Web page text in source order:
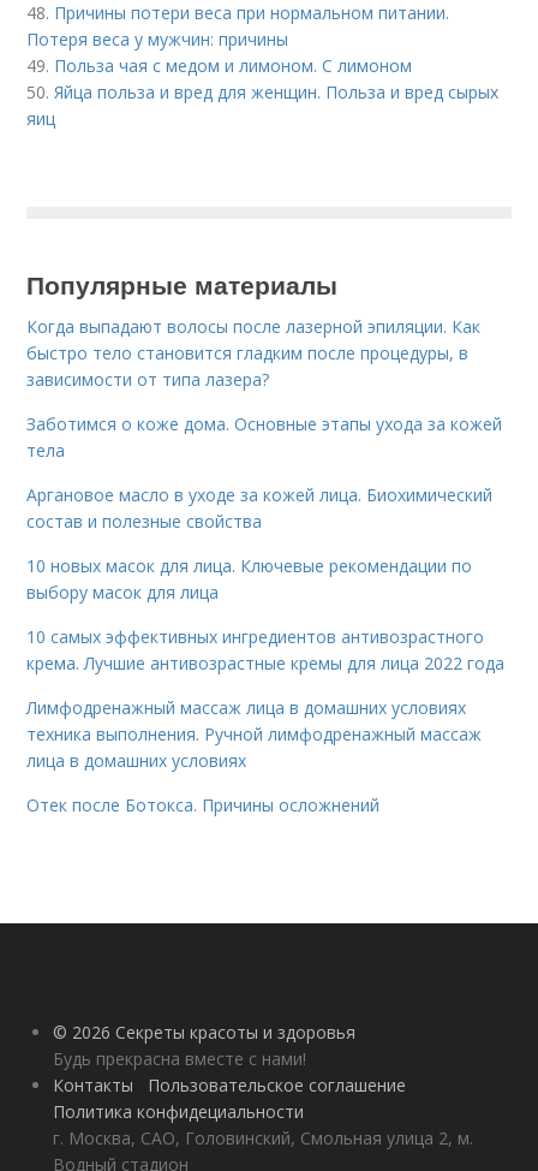
48. Причины потери веса при нормальном питании.
Потеря веса у мужчин: причины
49. Польза чая с медом и лимоном. С лимоном
50.Яйца польза и вред для женщин. Польза и вред сырых
яиц
Популярные материалы
Когда выпадают волосы после лазерной эпиляции. Как
быстро тело становится гладким после процедуры, в
зависимости от типа лазера?
Заботимся о коже дома. Основные этапы ухода за кожей
тела
Аргановое масло в уходе за кожей лица. Биохимический
состав и полезные свойства
10 новых масок для лица. Ключевые рекомендации по
выбору масок для лица
10 самых эффективных ингредиентов антивозрастного
крема. Лучшие антивозрастные кремы для лица 2022 года
Лимфодренажный массаж лица в домашних условиях
техника выполнения. Ручной лимфодренажный массаж
лица в домашних условиях
Отек после Ботокса. Причины осложнений
© 2026 Секреты красоты и здоровья
Будь прекрасна вместе с нами!
Контакты
Пользовательское соглашение
Политика конфидециальности
г. Москва, САО, Головинский, Смольная улица 2, м.
Водный стадион